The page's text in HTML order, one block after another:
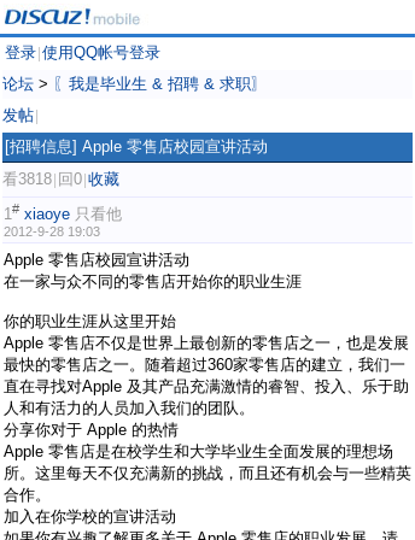
登录 使用QQ帐号登录
论坛 > 〖我是毕业生 & 招聘 & 求职〗
发帖
[招聘信息] Apple 零售店校园宣讲活动
看3818 回0 收藏
1# xiaoye 只看他
2012-9-28 19:03
Apple 零售店校园宣讲活动
在一家与众不同的零售店开始你的职业生涯
你的职业生涯从这里开始
Apple 零售店不仅是世界上最创新的零售店之一，也是发展
最快的零售店之一。随着超过360家零售店的建立，我们一
直在寻找对Apple 及其产品充满激情的睿智、投入、乐于助
人和有活力的人员加入我们的团队。
分享你对于 Apple 的热情
Apple 零售店是在校学生和大学毕业生全面发展的理想场
所。这里每天不仅充满新的挑战，而且还有机会与一些精英
合作。
加入在你学校的宣讲活动